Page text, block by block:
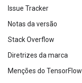
Issue Tracker
Notas da versão
Stack Overflow
Diretrizes da marca
Menções do TensorFlow